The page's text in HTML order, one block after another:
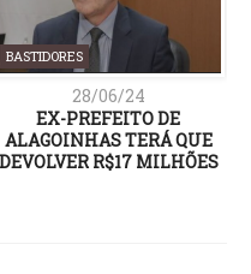
BASTIDORES
28/06/24
EX-PREFEITO DE
ALAGOINHAS TERÁ QUE
DEVOLVER R$17 MILHÕES